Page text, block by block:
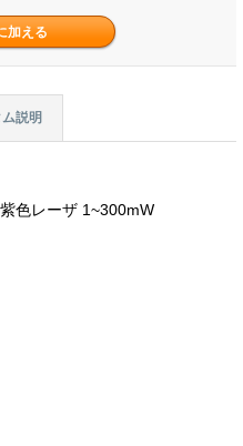
説明
色レーザ 1~300mW